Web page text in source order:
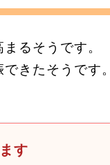
るそうです。
きたそうです。
す